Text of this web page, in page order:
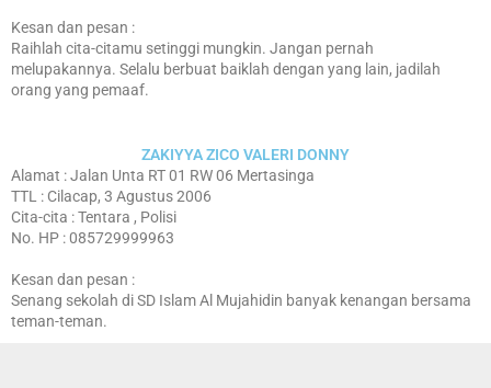
Kesan dan pesan :
Raihlah cita-citamu setinggi mungkin. Jangan pernah
melupakannya. Selalu berbuat baiklah dengan yang lain, jadilah
orang yang pemaaf.
ZAKIYYA ZICO VALERI DONNY
Alamat : Jalan Unta RT 01 RW 06 Mertasinga
TTL : Cilacap, 3 Agustus 2006
Cita-cita : Tentara , Polisi
No. HP : 085729999963
Kesan dan pesan :
Senang sekolah di SD Islam Al Mujahidin banyak kenangan bersama
teman-teman.